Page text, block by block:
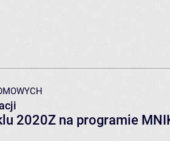
2020Z na programie